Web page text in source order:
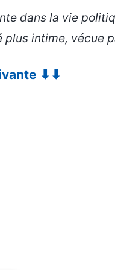
dans la vie
intime, vécue
⬇⬇